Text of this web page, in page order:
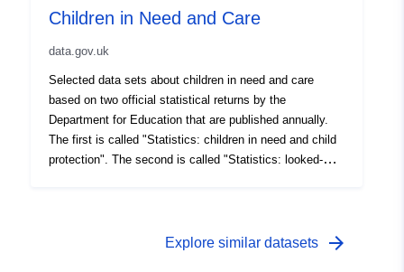
Children in Need and Care
data.gov.uk
Selected data sets about children in need and care
based on two official statistical returns by the
Department for Education that are published annually.
The first is called "Statistics: children in need and child
protection". The second is called "Statistics: looked-
to support a range of data sets relating to children, and
Explore similar datasets arrow_forward